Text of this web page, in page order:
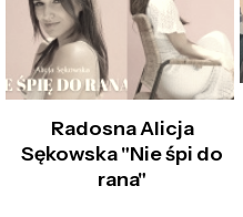
Radosna Alicja
Sękowska "Nie śpi do
rana"